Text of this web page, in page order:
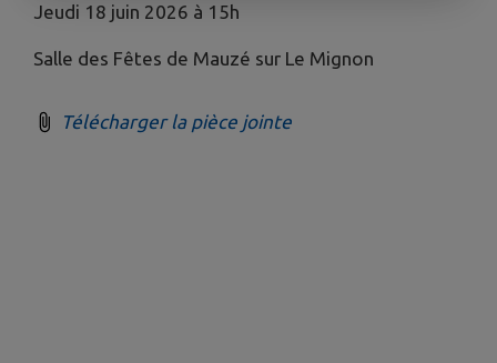
Jeudi 18 juin 2026 à 15h
Salle des Fêtes de Mauzé sur Le Mignon
Télécharger la pièce jointe